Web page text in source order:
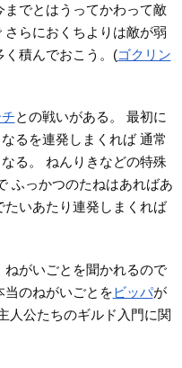
でとはうってかわって敵
らにおくちよりは敵が弱
く積んでおこう。(ゴクリン
との戦いがある。 最初に
るを連発しまくれば 通常
る。 ねんりきなどの特殊
ふっかつのたねはあればあ
いあたり連発しまくれば
ねがいごとを聞かれるので
当のねがいごとをビッパが
人公たちのギルド入門に関